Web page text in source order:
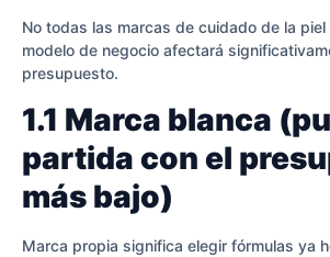
No todas las marcas de cuidado de la piel
modelo de negocio afectará
presupuesto.
1.1 Marca blanca
partida con el
más bajo)
Marca propia significa elegir fórmulas ya